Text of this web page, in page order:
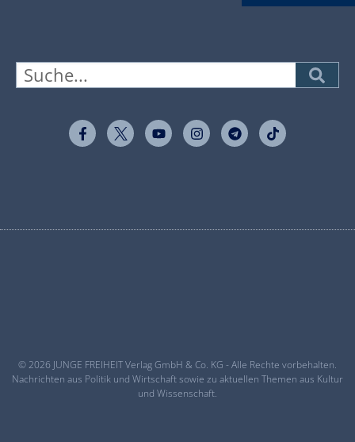
© 2026 JUNGE FREIHEIT Verlag GmbH & Co. KG - Alle Rechte vorbehalten.
Nachrichten aus Politik und Wirtschaft sowie zu aktuellen Themen aus Kultur
und Wissenschaft.